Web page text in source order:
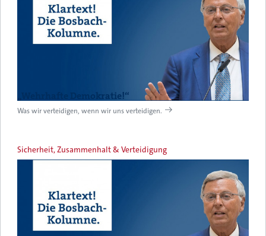
„Wehrhafte Demokratie!“
Was wir verteidigen, wenn wir uns verteidigen.
Sicherheit, Zusammenhalt & Verteidigung